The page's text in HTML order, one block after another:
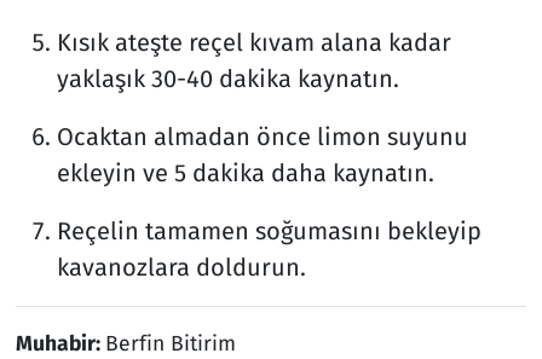
Kısık ateşte reçel kıvam alana kadar
yaklaşık 30-40 dakika kaynatın.
Ocaktan almadan önce limon suyunu
ekleyin ve 5 dakika daha kaynatın.
Reçelin tamamen soğumasını bekleyip
kavanozlara doldurun.
Muhabir: Berfin Bitirim